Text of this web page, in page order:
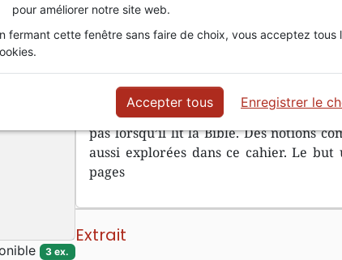
Description
Grandir en Jésus, voilà tout un
et incitée à vivre car comme dans
habitudes spirituelles à prendre
On y donnera aussi quelques pistes et
pas lorsqu’il lit la Bible. Des notions
aussi explorées dans ce cahier. Le
pages
Extrait
3 ex.
pour améliorer notre site web.
fermant cette fenêtre sans faire de choix, vous acceptez tous
Accepter tous Enregistrer le